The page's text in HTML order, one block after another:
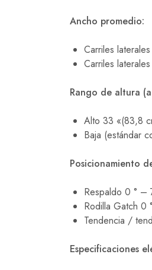
Ancho promedio:
Carriles
Carriles
Rango de altura
Alto 33 «(83,8
Baja (estándar
Posicionamiento
Respaldo 0 ° –
Rodilla Gatch 0
Tendencia /
Especificaciones